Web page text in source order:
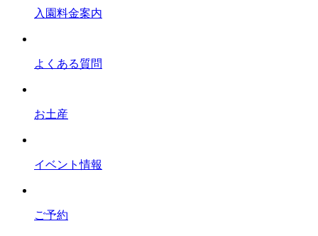
入園料金案内
よくある質問
お土産
イベント情報
ご予約